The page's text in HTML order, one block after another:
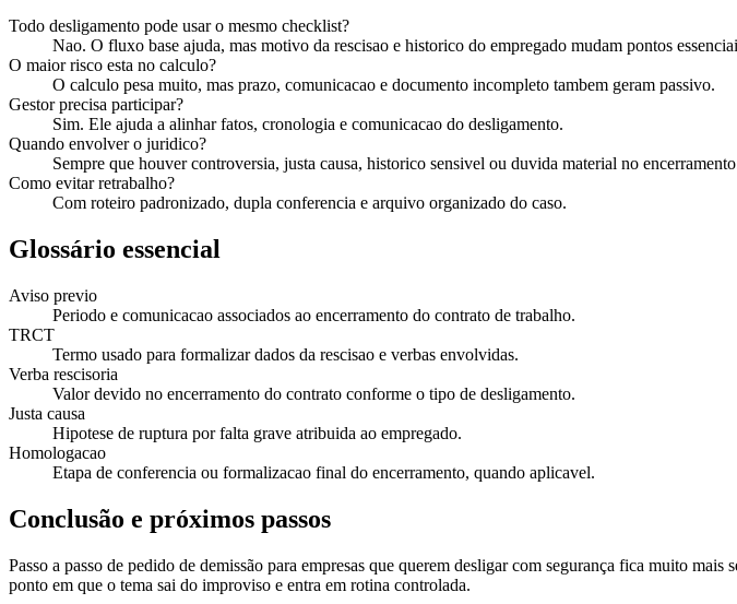
Todo desligamento pode usar o mesmo checklist?
Nao. O fluxo base ajuda, mas motivo da rescisao e historico do empregado mudam pontos
O maior risco esta no calculo?
O calculo pesa muito, mas prazo, comunicacao e documento incompleto tambem geram passivo.
Gestor precisa participar?
Sim. Ele ajuda a alinhar fatos, cronologia e comunicacao do desligamento.
Quando envolver o juridico?
Sempre que houver controversia, justa causa, historico sensivel ou duvida material no
Como evitar retrabalho?
Com roteiro padronizado, dupla conferencia e arquivo organizado do caso.
Glossário essencial
Aviso previo
Periodo e comunicacao associados ao encerramento do contrato de trabalho.
TRCT
Termo usado para formalizar dados da rescisao e verbas envolvidas.
Verba rescisoria
Valor devido no encerramento do contrato conforme o tipo de desligamento.
Justa causa
Hipotese de ruptura por falta grave atribuida ao empregado.
Homologacao
Etapa de conferencia ou formalizacao final do encerramento, quando aplicavel.
Conclusão e próximos passos
Passo a passo de pedido de demissão para empresas que querem desligar com segurança fica muito
ponto em que o tema sai do improviso e entra em rotina controlada.